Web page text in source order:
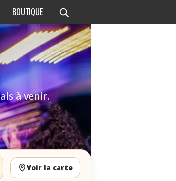
BOUTIQUE
à venir.
Voir la carte